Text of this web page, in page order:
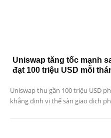
Uniswap tăng tốc mạnh
đạt 100 triệu USD mỗi
Uniswap thu gần 100 triệu USD
khẳng định vị thế sàn giao dịch